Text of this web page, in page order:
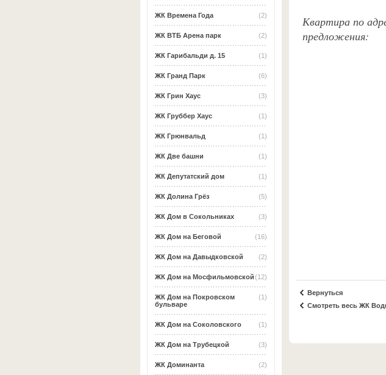
(2)
ЖК Времена Года
(2)
ЖК ВТБ Арена парк
(1)
ЖК Гарибальди д. 15
(6)
ЖК Гранд Парк
(3)
ЖК Грин Хаус
(1)
ЖК Груббер Хаус
(1)
ЖК Грюнвальд
(1)
ЖК Две башни
(1)
ЖК Депутатский дом
(5)
ЖК Долина Грёз
(3)
ЖК Дом в Сокольниках
(16)
ЖК Дом на Беговой
(2)
ЖК Дом на Давыдковской
(12)
ЖК Дом на Мосфильмовской
(1)
ЖК Дом на Покровском
бульваре
(1)
ЖК Дом на Соколовского
(3)
ЖК Дом на Трубецкой
(2)
ЖК Доминанта
Квартира по
предложения:
Вернуться
Смотреть весь ЖК